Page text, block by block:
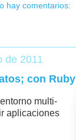
hay comentarios:
de 2011
con Ruby
multi-
aplicaciones